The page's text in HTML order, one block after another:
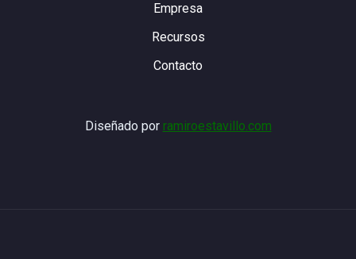
Empresa
Recursos
Contacto
Diseñado por ramiroestavillo.com